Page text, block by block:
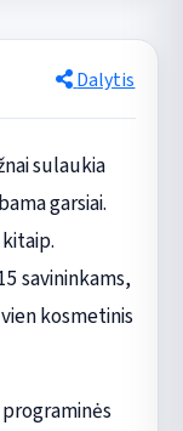
Dalytis
sulaukia
garsiai.
savininkams,
kosmetinis